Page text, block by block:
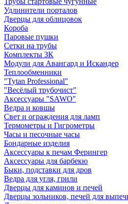
Удлинители порталов
Дверцы для облицовок
Короба
Паровые пушки
Сетки на трубы
Комплекты ЗК
Модули для Авангард и Искандер
Теплообменники
"Tytan Professional"
"Весёлый трубочист"
Аксессуары "SAWO"
Ведра и ковшы
Свет и ограждения для ламп
Термометры и Гигрометры
Часы и песочные часы
Бондарные изделия
Аксессуары к печам Ферингер
Аксессуары для барбекю
Быки, подставки для дров
Ведра для угля, грили
Дверцы для каминов и печей
Дверцы зольников, печей для